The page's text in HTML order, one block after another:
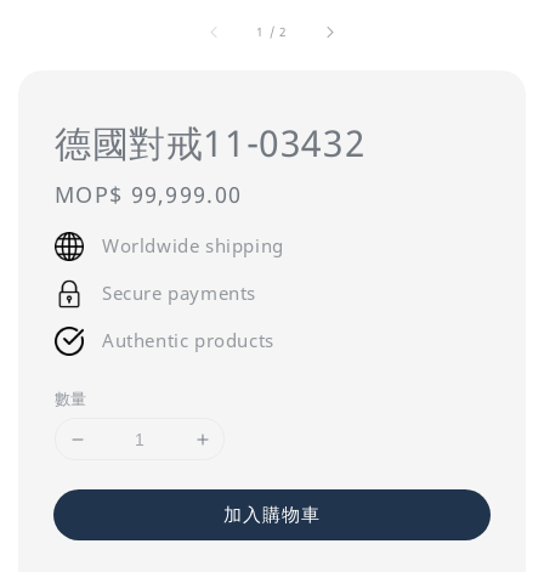
1 /2
德國對戒11-03432
Regular
price
MOP$ 99,999.00
Worldwide shipping
Secure payments
Authentic products
數量
加入購物車